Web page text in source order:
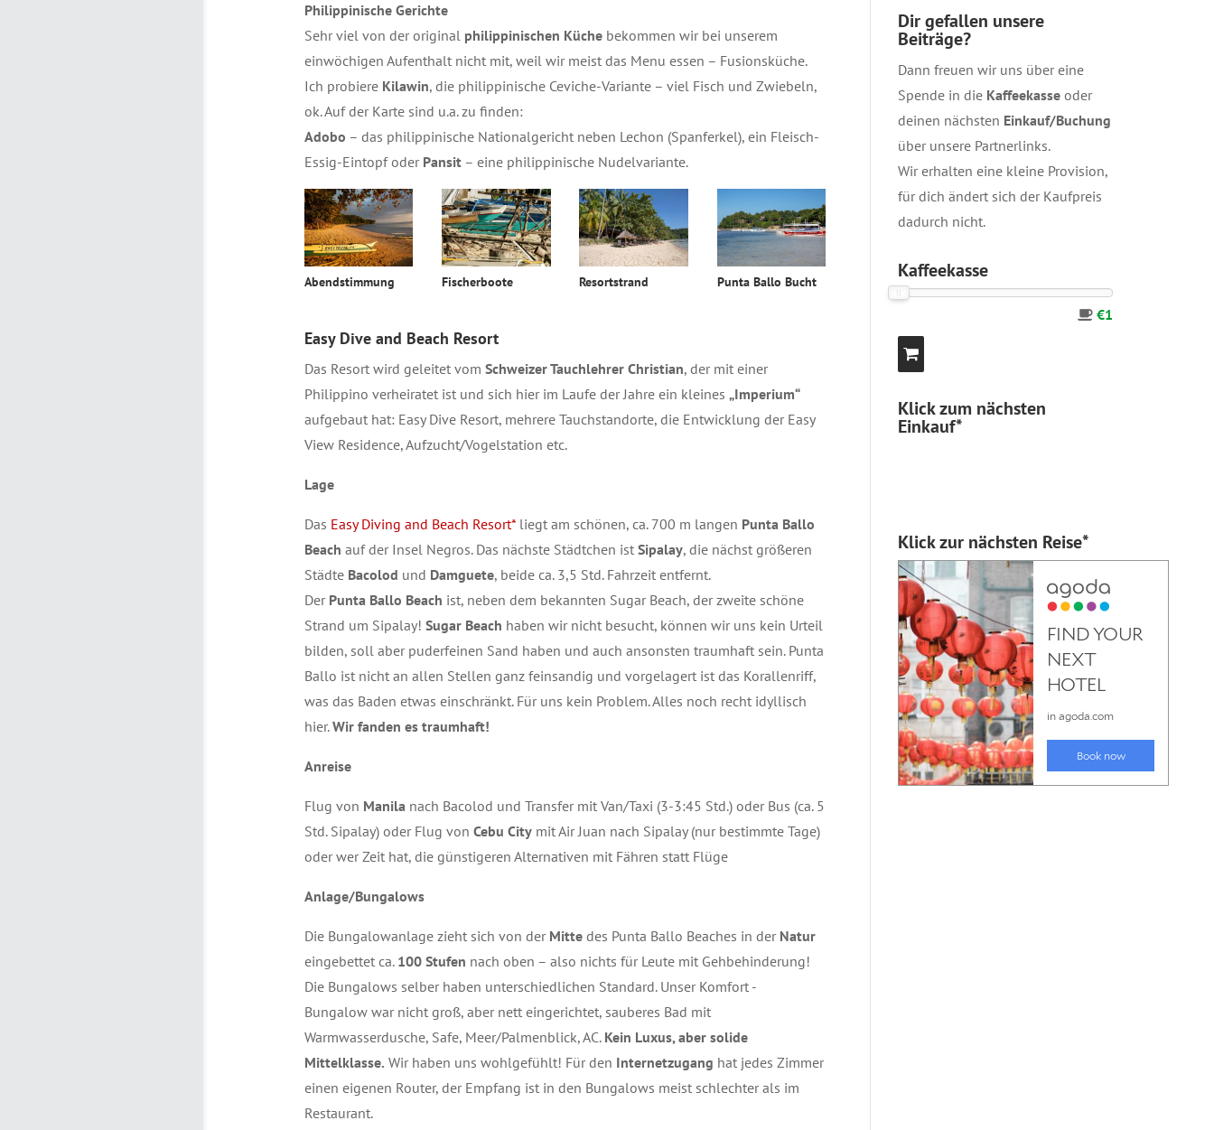
Philippinische Gerichte
Sehr viel von der original philippinischen Küchebekommen wir bei unserem
einwöchigen Aufenthalt nicht mit, weil wir meist das Menu essen – Fusionsküche.
Ich probiere Kilawin, die philippinische Ceviche-Variante – viel Fisch und Zwiebeln,
ok. Auf der Karte sind u.a. zu finden:
Adobo – das philippinische Nationalgericht neben Lechon (Spanferkel), ein Fleisch-
Essig-Eintopf oder Pansit– eine philippinische Nudelvariante.
Abendstimmung Fischerboote Resortstrand Punta Ballo Bucht
Easy Dive and Beach Resort
Das Resort wird geleitet vom Schweizer Tauchlehrer Christian, der mit einer
Philippino verheiratet ist und sich hier im Laufe der Jahre ein kleines „Imperium“
aufgebaut hat: Easy Dive Resort, mehrere Tauchstandorte, die Entwicklung der Easy
View Residence, Aufzucht/Vogelstation etc.
Lage
Das Easy Diving and Beach Resort*liegt am schönen, ca. 700 m langen Punta Ballo
Beach auf der Insel Negros. Das nächste Städtchen ist Sipalay, die nächst größeren
Städte Bacolod und Damguete, beide ca. 3,5 Std. Fahrzeit entfernt.
Der Punta Ballo Beach ist, neben dem bekannten Sugar Beach, der zweite schöne
Strand um Sipalay! Sugar Beach haben wir nicht besucht, können wir uns kein Urteil
bilden, soll aber puderfeinen Sand haben und auch ansonsten traumhaft sein. Punta
Ballo ist nicht an allen Stellen ganz feinsandig und vorgelagert ist das Korallenriff,
was das Baden etwas einschränkt. Für uns kein Problem. Alles noch recht idyllisch
hier.Wir fanden es traumhaft!
Anreise
Flug von Manilanach Bacolod und Transfer mit Van/Taxi (3-3:45 Std.) oder Bus (ca. 5
Std. Sipalay) oder Flug von Cebu Citymit Air Juan nach Sipalay (nur bestimmte Tage)
oder wer Zeit hat, die günstigeren Alternativen mit Fähren statt Flüge
Anlage/Bungalows
Die Bungalowanlage zieht sich von der Mittedes Punta Ballo Beaches in der Natur
eingebettet ca. 100 Stufen nach oben – also nichts für Leute mit Gehbehinderung!
Die Bungalows selber haben unterschiedlichen Standard. Unser Komfort -
Bungalow war nicht groß, aber nett eingerichtet, sauberes Bad mit
Warmwasserdusche, Safe, Meer/Palmenblick, AC. Kein Luxus, aber solide
Mittelklasse. Wir haben uns wohlgefühlt! Für den Internetzugang hat jedes Zimmer
einen eigenen Router, der Empfang ist in den Bungalows meist schlechter als im
Restaurant.
Dir gefallen unsere
Beiträge?
Dann freuen wir uns über eine
Spende in die Kaffeekasseoder
deinen nächsten Einkauf/Buchung
über unsere Partnerlinks.
Wir erhalten eine kleine Provision,
für dich ändert sich der Kaufpreis
dadurch nicht.
Kaffeekasse
€1
Klick zum nächsten
Einkauf*
Klick zur nächsten Reise*